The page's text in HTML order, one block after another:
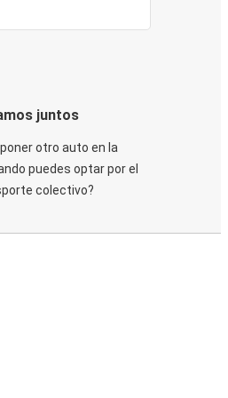
juntos
otro auto en la
puedes optar por el
colectivo?